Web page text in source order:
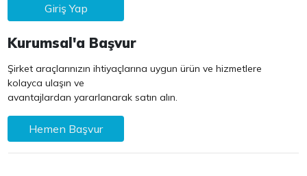
Giriş Yap
Kurumsal'a Başvur
Şirket araçlarınızın ihtiyaçlarına uygun ürün ve hizmetlere
kolayca ulaşın ve
avantajlardan yararlanarak satın alın.
Hemen Başvur